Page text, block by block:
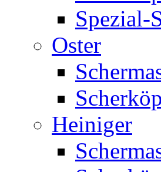
Spezial-
Oster
Heiniger